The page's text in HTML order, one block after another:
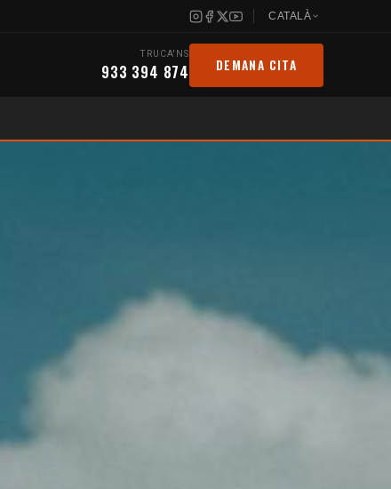
CATALÀ
TRUCA'NS
933 394 874 DEMANA CITA